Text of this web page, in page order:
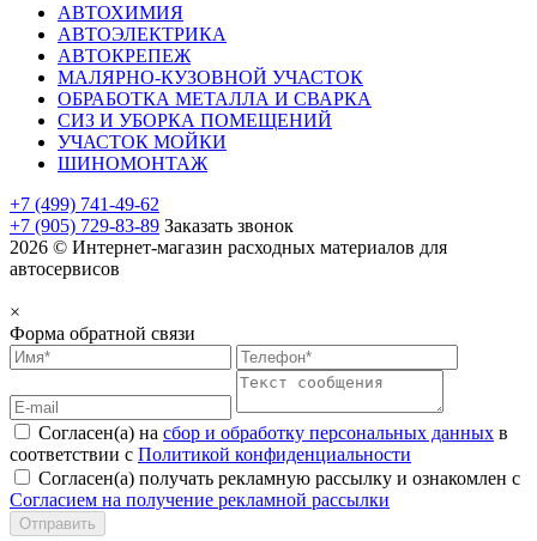
АВТОХИМИЯ
АВТОЭЛЕКТРИКА
АВТОКРЕПЕЖ
МАЛЯРНО-КУЗОВНОЙ УЧАСТОК
ОБРАБОТКА МЕТАЛЛА И СВАРКА
СИЗ И УБОРКА ПОМЕЩЕНИЙ
УЧАСТОК МОЙКИ
ШИНОМОНТАЖ
+7 (499) 741-49-62
+7 (905) 729-83-89 Заказать звонок
2026 © Интернет-магазин расходных материалов для
автосервисов
×
Форма обратной связи
Согласен(а) на сбор и обработку персональных данных в
соответствии с Политикой конфиденциальности
Согласен(а) получать рекламную рассылку и ознакомлен с
Согласием на получение рекламной рассылки
Отправить